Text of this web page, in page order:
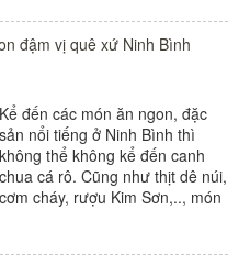
đậm vị quê xứ Ninh Bình
Kể đến các món ăn ngon, đặc
sản nổi tiếng ở Ninh Bình thì
không thể không kể đến canh
chua cá rô. Cũng như thịt dê núi,
cơm cháy, rượu Kim Sơn,.., món